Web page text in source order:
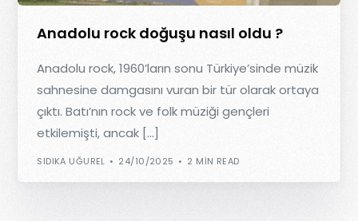
Anadolu rock doğuşu nasıl oldu ?
Anadolu rock, 1960’ların sonu Türkiye’sinde müzik
sahnesine damgasını vuran bir tür olarak ortaya
çıktı. Batı’nın rock ve folk müziği gençleri
etkilemişti, ancak […]
SIDIKA UĞUREL 24/10/2025 2 MIN READ